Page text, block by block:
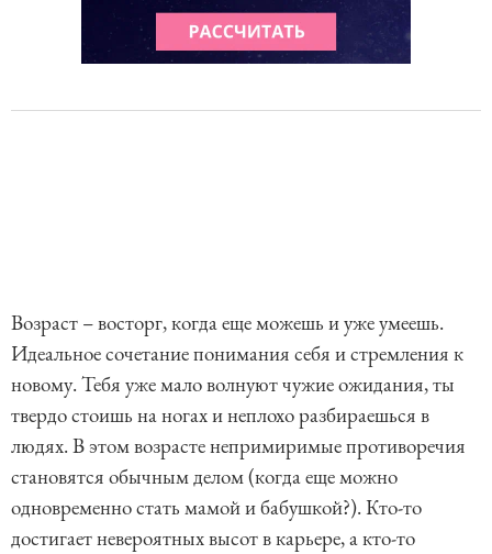
Возраст – восторг, когда еще можешь и уже умеешь.
Идеальное сочетание понимания себя и стремления к
новому. Тебя уже мало волнуют чужие ожидания, ты
твердо стоишь на ногах и неплохо разбираешься в
людях. В этом возрасте непримиримые противоречия
становятся обычным делом (когда еще можно
одновременно стать мамой и бабушкой?). Кто-то
достигает невероятных высот в карьере, а кто-то